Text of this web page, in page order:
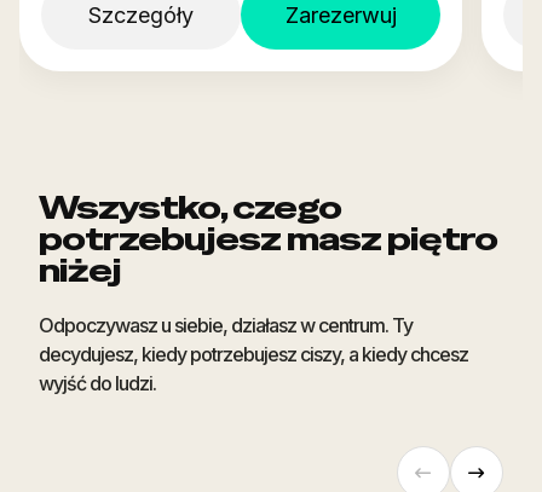
Szczegóły Zarezerwuj
Wszystko, czego
potrzebujesz masz piętro
niżej
Odpoczywasz u siebie, działasz w centrum. Ty
decydujesz, kiedy potrzebujesz ciszy, a kiedy chcesz
wyjść do ludzi.